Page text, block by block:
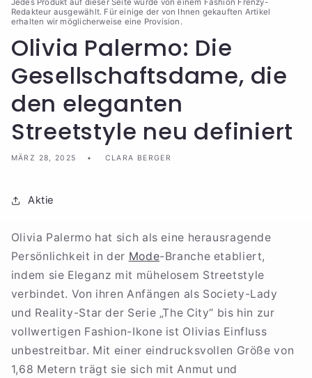
Jedes Produkt auf dieser Seite wurde von einem Fashion Frenzy-
Redakteur ausgewählt. Für einige der von Ihnen gekauften Artikel
erhalten wir möglicherweise eine Provision.
Olivia Palermo: Die
Gesellschaftsdame, die
den eleganten
Streetstyle neu definiert
MÄRZ 28, 2025 CLARA BERGER
Aktie
Olivia Palermo hat sich als eine herausragende
Persönlichkeit in der Mode-Branche etabliert,
indem sie Eleganz mit mühelosem Streetstyle
verbindet. Von ihren Anfängen als Society-Lady
und Reality-Star der Serie „The City“ bis hin zur
vollwertigen Fashion-Ikone ist Olivias Einfluss
unbestreitbar. Mit einer eindrucksvollen Größe von
1,68 Metern trägt sie sich mit Anmut und